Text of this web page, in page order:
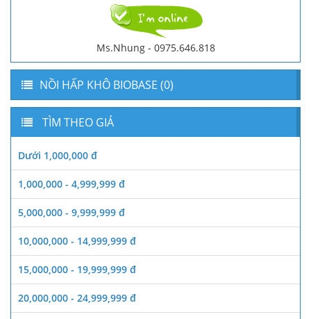
Ms.Nhung - 0975.646.818
NỒI HẤP KHÔ BIOBASE (0)
TÌM THEO GIÁ
Dưới 1,000,000 đ
1,000,000 - 4,999,999 đ
5,000,000 - 9,999,999 đ
10,000,000 - 14,999,999 đ
15,000,000 - 19,999,999 đ
20,000,000 - 24,999,999 đ